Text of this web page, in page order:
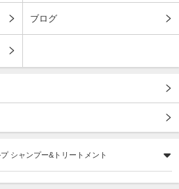
ブログ
シャンプー&トリートメント